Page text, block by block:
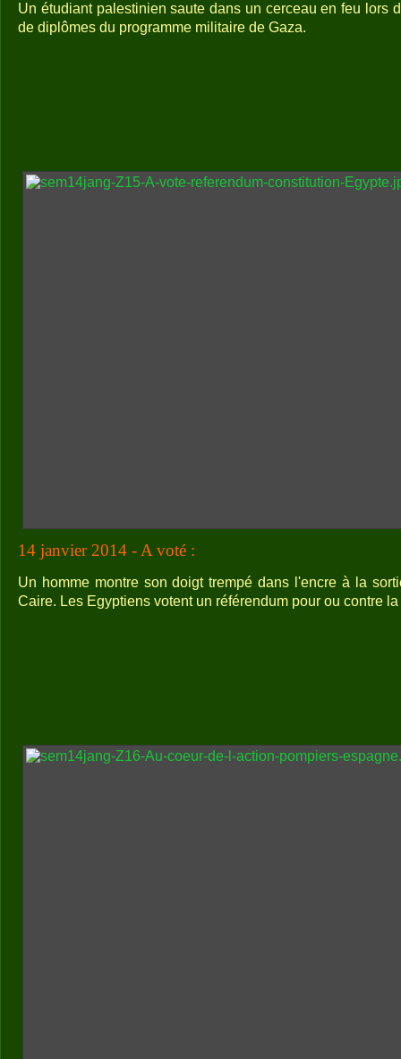
Un étudiant palestinien saute dans un cerceau en feu lors
de diplômes du programme militaire de Gaza.
14 janvier 2014 - A voté :
Un homme montre son doigt trempé dans l'encre à la
Caire. Les Egyptiens votent un référendum pour ou contre